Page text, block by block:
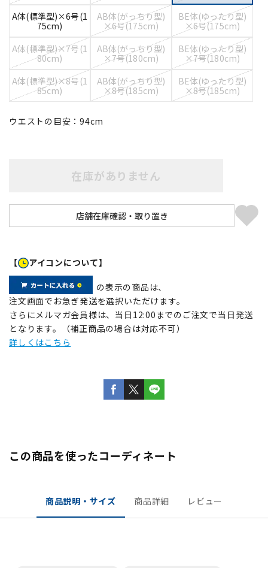
A体(標準型)×6号(1
75cm)
AB体(がっちり型)
×6号(175cm)
BE体(ゆったり型)
×6号(175cm)
A体(標準型)×7号(1
80cm)
AB体(がっちり型)
×7号(180cm)
BE体(ゆったり型)
×7号(180cm)
A体(標準型)×8号(1
85cm)
AB体(がっちり型)
×8号(185cm)
BE体(ゆったり型)
×8号(185cm)
ウエストの目安：94cm
在庫がありません
【 アイコンについて】
の表示の商品は、
注文画面でお急ぎ発送を選択いただけます。
さらにメルマガ会員様は、当日12:00までのご注文で当日発送
となります。（補正商品の場合は対応不可）
詳しくはこちら
この商品を使ったコーディネート
商品説明・サイズ 商品詳細 レビュー